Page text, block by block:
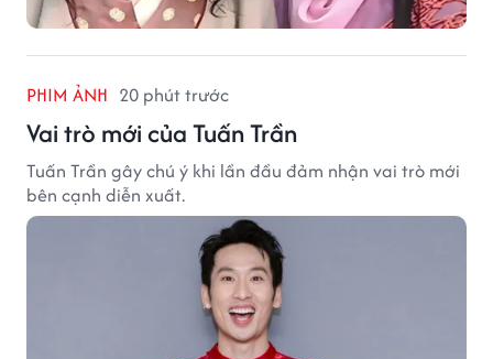
PHIM ẢNH 20 phút trước
Vai trò mới của Tuấn Trần
Tuấn Trần gây chú ý khi lần đầu đảm nhận vai trò mới
bên cạnh diễn xuất.